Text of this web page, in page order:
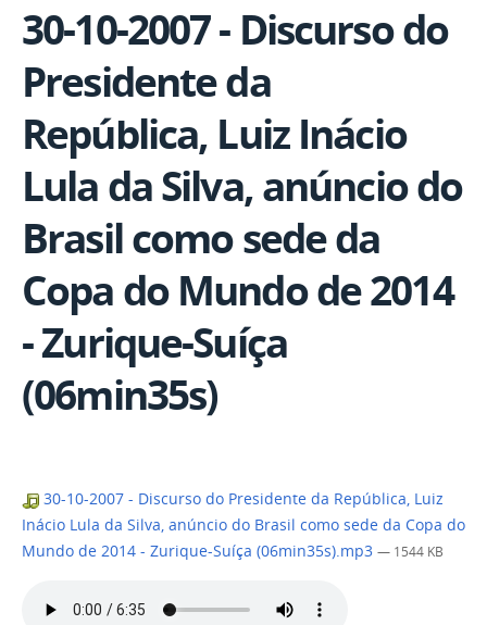
30-10-2007 - Discurso do
Presidente da
República, Luiz Inácio
Lula da Silva, anúncio do
Brasil como sede da
Copa do Mundo de 2014
- Zurique-Suíça
(06min35s)
30-10-2007 - Discurso do Presidente da República, Luiz
Inácio Lula da Silva, anúncio do Brasil como sede da Copa do
Mundo de 2014 - Zurique-Suíça (06min35s).mp3 — 1544 KB